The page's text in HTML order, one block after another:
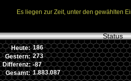
Es liegen zur Zeit, unter den gewählten
Status
Heute: 186
Gestern: 273
Differenz: -87
Gesamt: 1.883.087